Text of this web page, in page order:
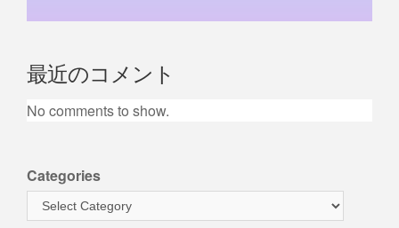
最近のコメント
No comments to show.
Categories